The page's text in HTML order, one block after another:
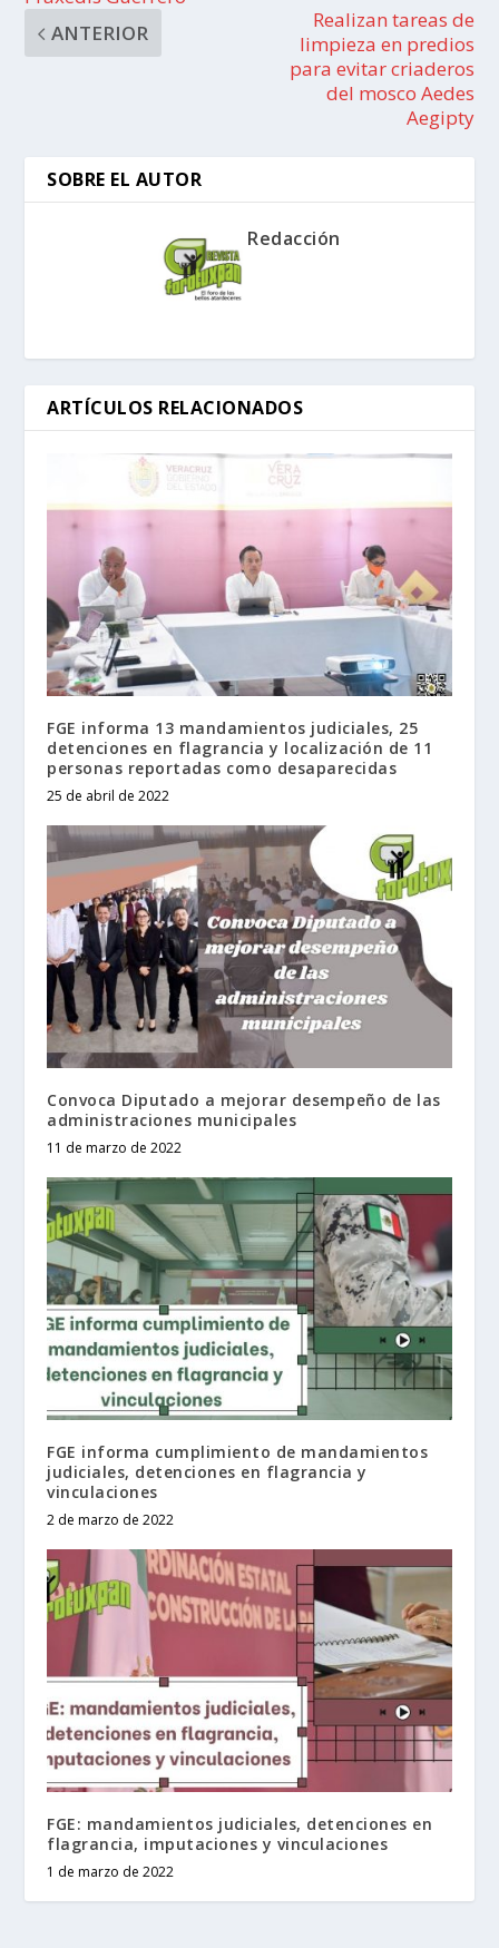
ANTERIOR
Realizan tareas de
limpieza en predios
para evitar criaderos
del mosco Aedes
Aegipty
SOBRE EL AUTOR
Redacción
ARTÍCULOS RELACIONADOS
FGE informa 13 mandamientos judiciales, 25
detenciones en flagrancia y localización de 11
personas reportadas como desaparecidas
25 de abril de 2022
Convoca Diputado a mejorar desempeño de las
administraciones municipales
11 de marzo de 2022
FGE informa cumplimiento de mandamientos
judiciales, detenciones en flagrancia y
vinculaciones
2 de marzo de 2022
FGE: mandamientos judiciales, detenciones en
flagrancia, imputaciones y vinculaciones
1 de marzo de 2022